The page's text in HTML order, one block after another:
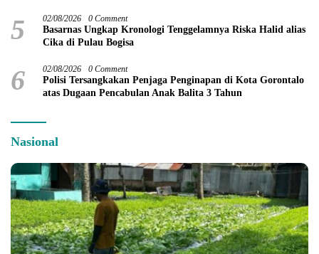
5 02/08/2026 0 Comment
Basarnas Ungkap Kronologi Tenggelamnya Riska Halid alias
Cika di Pulau Bogisa
6 02/08/2026 0 Comment
Polisi Tersangkakan Penjaga Penginapan di Kota Gorontalo
atas Dugaan Pencabulan Anak Balita 3 Tahun
Nasional